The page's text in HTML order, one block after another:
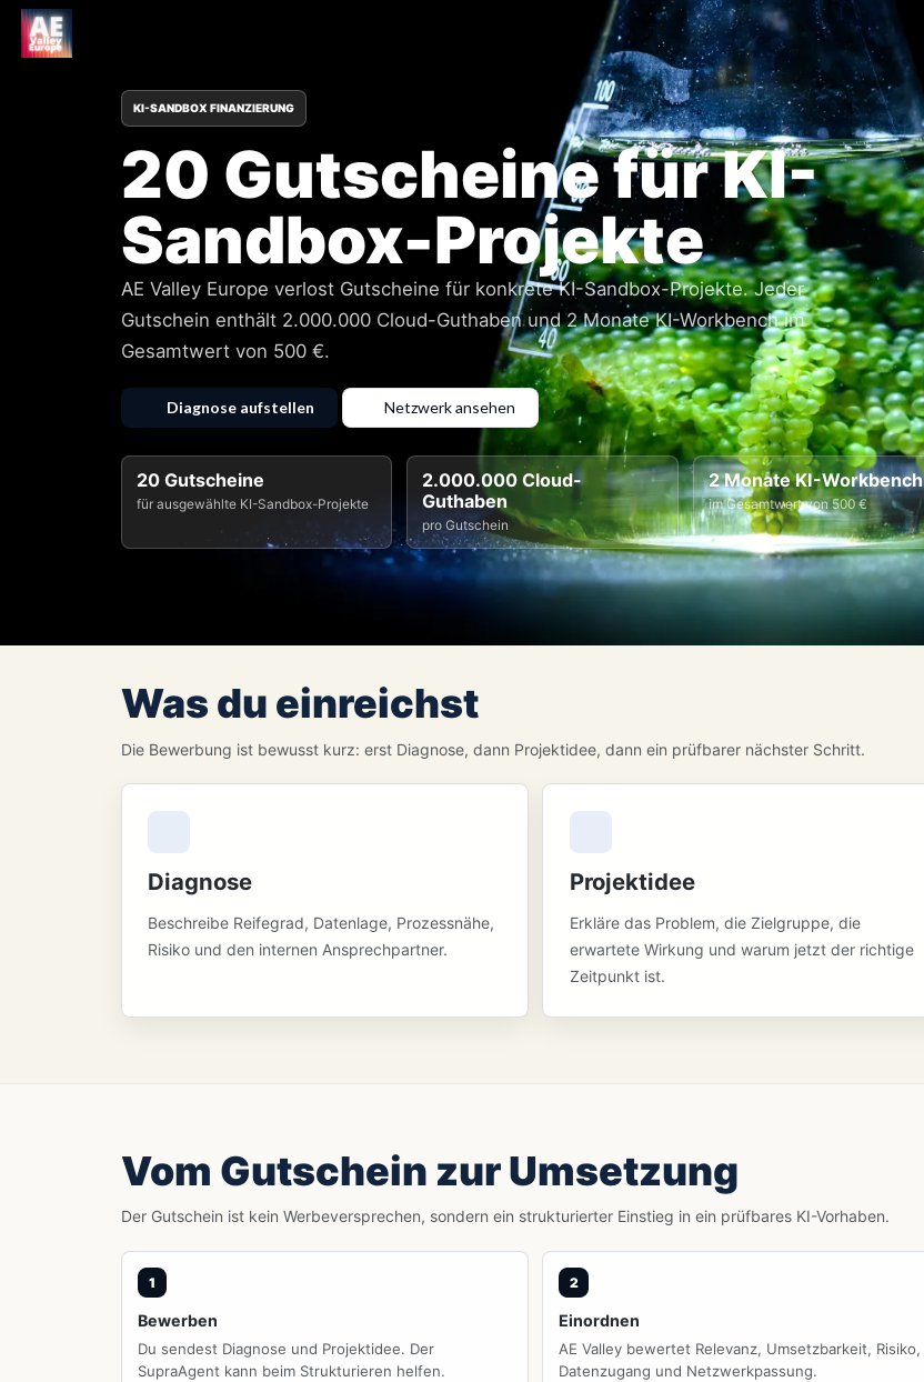
KI-SANDBOX FINANZIERUNG
20 Gutscheine für KI-
Sandbox-Projekte
AE Valley Europe verlost Gutscheine für konkrete KI-Sandbox-Projekte. Jeder
Gutschein enthält 2.000.000 Cloud-Guthaben und 2 Monate KI-Workbench im
Gesamtwert von 500 €.
Diagnose aufstellen Netzwerk ansehen
20 Gutscheine
für ausgewählte KI-Sandbox-Projekte
2.000.000 Cloud-
Guthaben
pro Gutschein
2 Monate KI-Workbench
im Gesamtwert von 500 €
Was du einreichst
Die Bewerbung ist bewusst kurz: erst Diagnose, dann Projektidee, dann ein prüfbarer nächster Schritt.
Diagnose
Beschreibe Reifegrad, Datenlage, Prozessnähe,
Risiko und den internen Ansprechpartner.
Projektidee
Erkläre das Problem, die Zielgruppe, die
erwartete Wirkung und warum jetzt der richtige
Zeitpunkt ist.
Vom Gutschein zur Umsetzung
Der Gutschein ist kein Werbeversprechen, sondern ein strukturierter Einstieg in ein prüfbares KI-Vorhaben.
Bewerben
Du sendest Diagnose und Projektidee. Der
SupraAgent kann beim Strukturieren helfen.
Einordnen
AE Valley bewertet Relevanz, Umsetzbarkeit, Risiko,
Datenzugang und Netzwerkpassung.